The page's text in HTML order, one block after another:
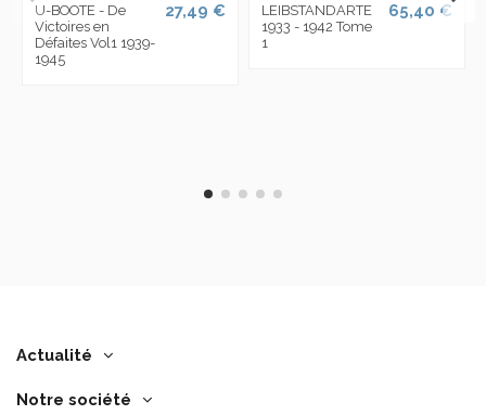
U-BOOTE - De
Victoires en
Défaites Vol1 1939-
1945
27,49 €
LEIBSTANDARTE
1933 - 1942 Tome
1
65,40 €
Actualité
Notre société